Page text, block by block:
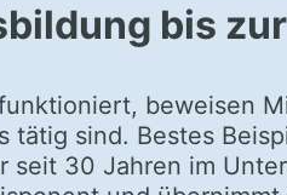
bis
beweisen
tätig sind. Bestes
seit 30 Jahren im